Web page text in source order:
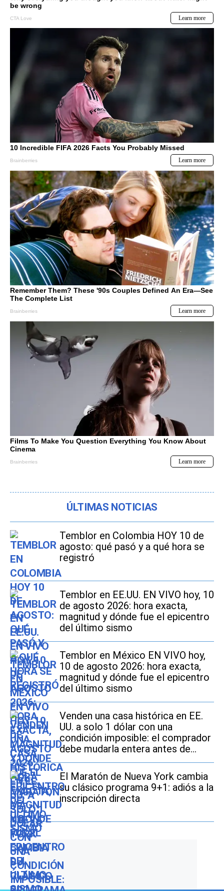
ÚLTIMAS NOTICIAS
Temblor en Colombia HOY 10 de
agosto: qué pasó y a qué hora se
registró
Temblor en EE.UU. EN VIVO hoy, 10
de agosto 2026: hora exacta,
magnitud y dónde fue el epicentro
del último sismo
Temblor en México EN VIVO hoy,
10 de agosto 2026: hora exacta,
magnitud y dónde fue el epicentro
del último sismo
Venden una casa histórica en EE.
UU. a solo 1 dólar con una
condición imposible: el comprador
debe mudarla entera antes de
2027
El Maratón de Nueva York cambia
su clásico programa 9+1: adiós a la
inscripción directa